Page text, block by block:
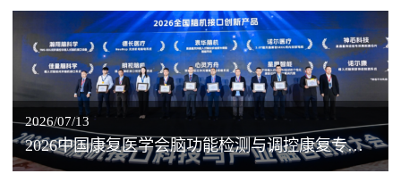
2026/07/13
2026中国康复医学会脑功能检测与调控康复专业委员会学术年会丨脑客中国：脑机接口——EEG驱动TMS闭环调控工作坊